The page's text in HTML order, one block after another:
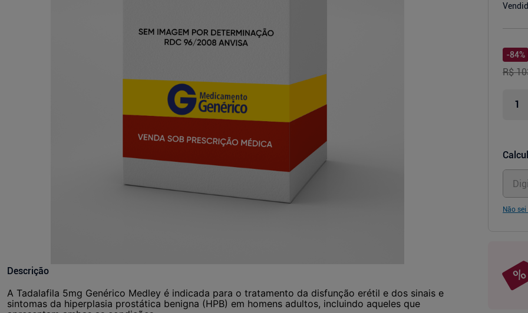
Descrição
A Tadalafila 5mg Genérico Medley é indicada para o tratamento da disfunção erétil e dos sinais e
sintomas da hiperplasia prostática benigna (HPB) em homens adultos, incluindo aqueles que
-84%
R$
Não sei